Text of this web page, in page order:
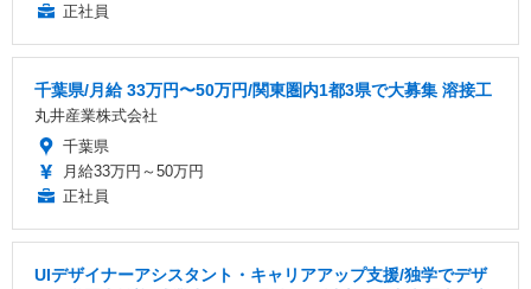
正社員
千葉県/月給 33万円〜50万円/関東圏内1都3県で大募集 溶接工
丸井産業株式会社
千葉県
月給33万円～50万円
正社員
UIデザイナーアシスタント・キャリアアップ支援/独学でデザ